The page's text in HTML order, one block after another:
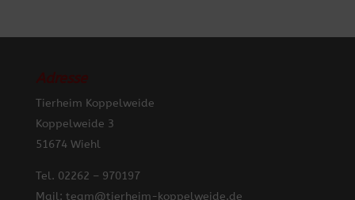
Tierheim Koppelweide
Koppelweide 3
51674 Wiehl
Tel. 02262 – 970197
Mail: team@tierheim-koppelweide.de